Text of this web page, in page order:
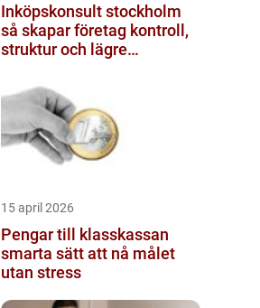
Inköpskonsult stockholm
så skapar företag kontroll,
struktur och lägre
15 april 2026
Pengar till klasskassan
smarta sätt att nå målet
utan stress